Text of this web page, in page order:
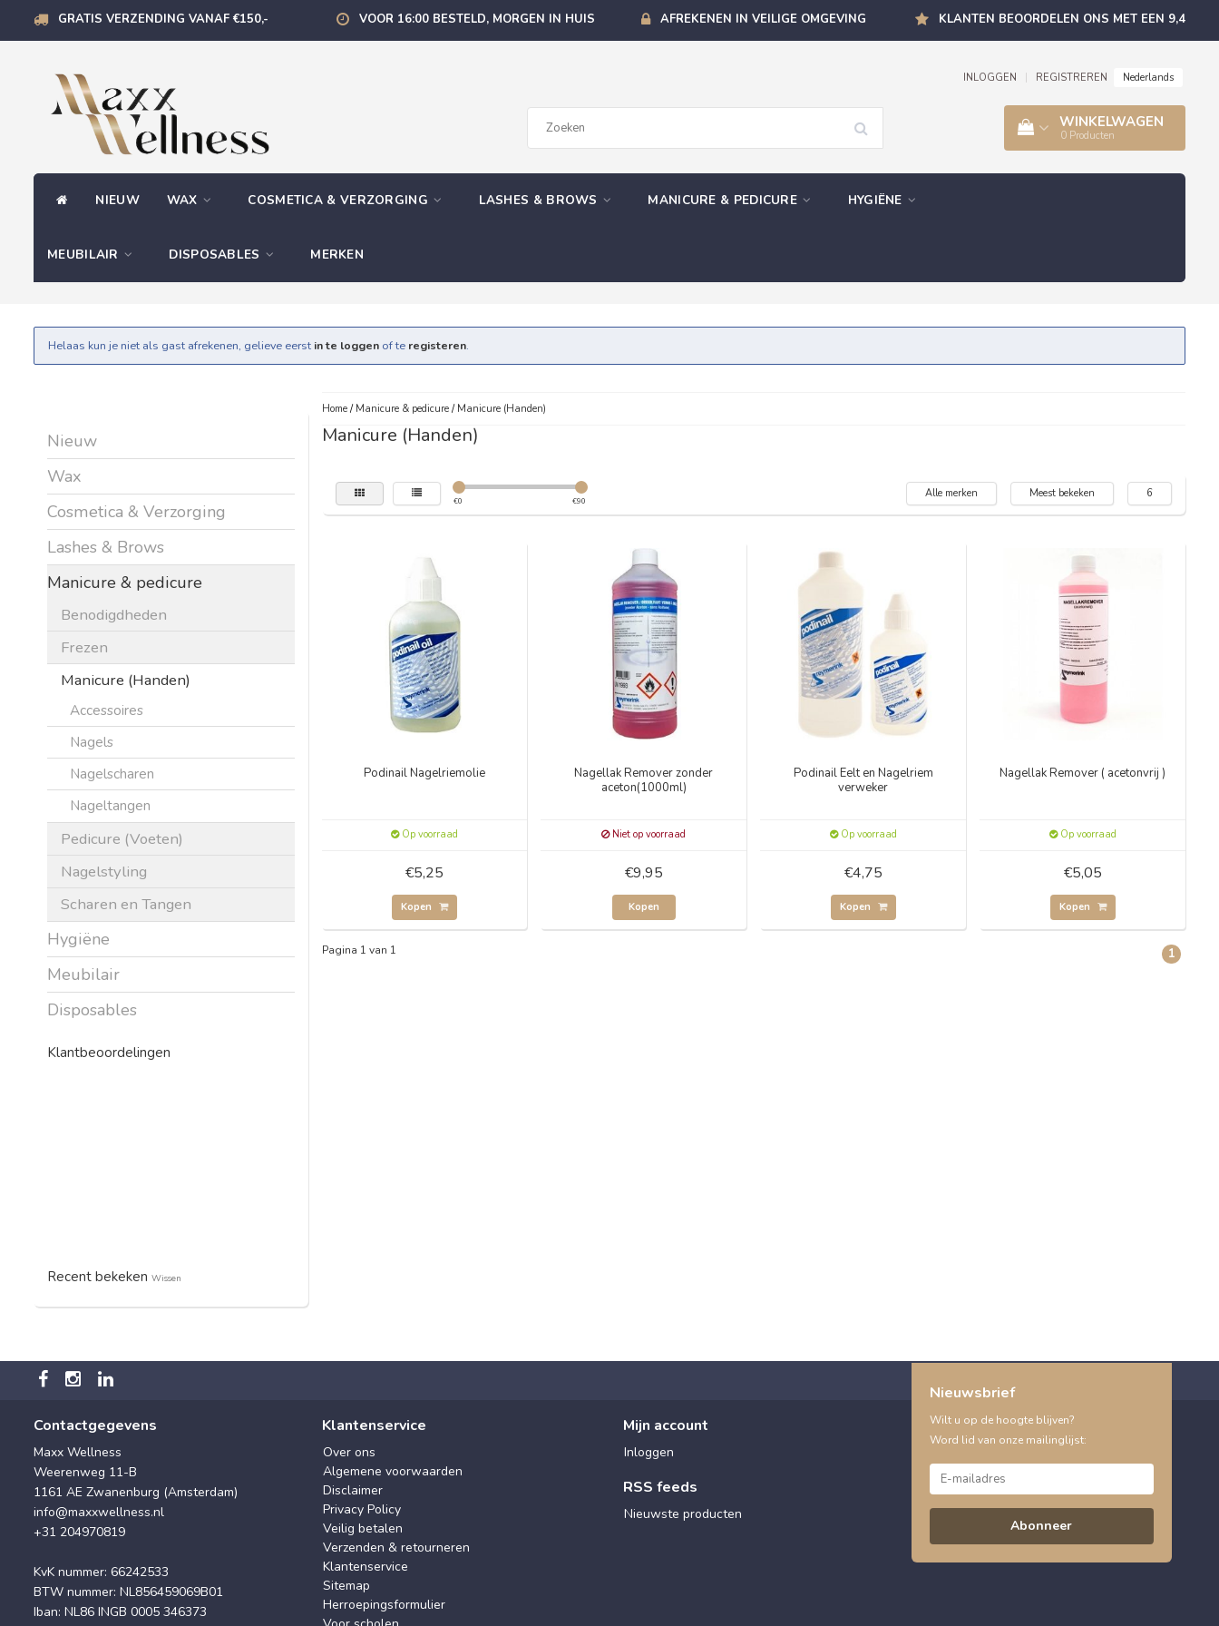
GRATIS VERZENDING VANAF €150,- VOOR 16:00 BESTELD, MORGEN IN HUIS AFREKENEN IN VEILIGE OMGEVING KLANTEN BEOORDELEN ONS MET EEN 9,4
INLOGGEN REGISTREREN Nederlands
WINKELWAGEN
0 Producten
NIEUW WAX COSMETICA & VERZORGING LASHES & BROWS MANICURE & PEDICURE HYGIËNE
MEUBILAIR DISPOSABLES MERKEN
Helaas kun je niet als gast afrekenen, gelieve eerst in te loggen of te registeren.
Nieuw
Wax
Cosmetica & Verzorging
Lashes & Brows
Manicure & pedicure
Benodigdheden
Frezen
Manicure (Handen)
Accessoires
Nagels
Nagelscharen
Nageltangen
Pedicure (Voeten)
Nagelstyling
Scharen en Tangen
Hygiëne
Meubilair
Disposables
Klantbeoordelingen
Recent bekeken Wissen
Home/ Manicure & pedicure/ Manicure (Handen)
Manicure (Handen)
€0 €90
Alle merken Meest bekeken 6
Podinail Nagelriemolie
Op voorraad
€5,25
Kopen
Nagellak Remover zonder
aceton(1000ml)
Niet op voorraad
€9,95
Kopen
Podinail Eelt en Nagelriem
verweker
Op voorraad
€4,75
Kopen
Nagellak Remover ( acetonvrij )
Op voorraad
€5,05
Kopen
Pagina 1 van 1 1
Contactgegevens
Maxx Wellness
Weerenweg 11-B
1161 AE Zwanenburg (Amsterdam)
info@maxxwellness.nl
+31 204970819
KvK nummer: 66242533
BTW nummer: NL856459069B01
Iban: NL86 INGB 0005 346373
Klantenservice
Over ons
Algemene voorwaarden
Disclaimer
Privacy Policy
Veilig betalen
Verzenden & retourneren
Klantenservice
Sitemap
Herroepingsformulier
Mijn account
Inloggen
RSS feeds
Nieuwste producten
Nieuwsbrief
Wilt u op de hoogte blijven?
Word lid van onze mailinglijst:
Abonneer